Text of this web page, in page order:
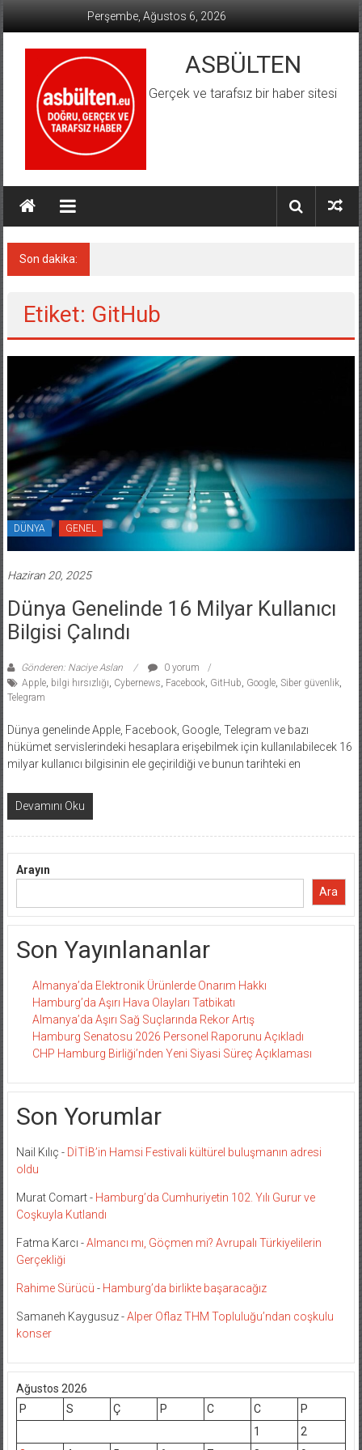
Perşembe, Ağustos 6, 2026
ASBÜLTEN
Gerçek ve tarafsız bir haber sitesi
Son dakika:
Etiket: GitHub
DÜNYA GENEL
Haziran 20, 2025
Dünya Genelinde 16 Milyar Kullanıcı
Bilgisi Çalındı
Gönderen: Naciye Aslan
0 yorum
Apple, bilgi hırsızlığı Cybernews Facebook, GitHub Google, Siber güvenlik,
Telegram
Dünya genelinde Apple, Facebook, Google, Telegram ve bazı
hükümet servislerindeki hesaplara erişebilmek için kullanılabilecek 16
milyar kullanıcı bilgisinin ele geçirildiği ve bunun tarihteki en
Devamını Oku
Arayın
Ara
Son Yayınlananlar
Almanya’da Elektronik Ürünlerde Onarım Hakkı
Hamburg’da Aşırı Hava Olayları Tatbikatı
Almanya’da Aşırı Sağ Suçlarında Rekor Artış
Hamburg Senatosu 2026 Personel Raporunu Açıkladı
CHP Hamburg Birliği’nden Yeni Siyasi Süreç Açıklaması
Son Yorumlar
Nail Kılıç - DİTİB’in Hamsi Festivali kültürel buluşmanın adresi
oldu
Murat Comart- Hamburg’da Cumhuriyetin 102. Yılı Gurur ve
Coşkuyla Kutlandı
Fatma Karcı -Almancı mı, Göçmen mi? Avrupalı Türkiyelilerin
Gerçekliği
Rahime Sürücü - Hamburg’da birlikte başaracağız
Samaneh Kaygusuz-Alper Oflaz THM Topluluğu’ndan coşkulu
konser
Ağustos 2026
P
S Ç P C C
P
1
2